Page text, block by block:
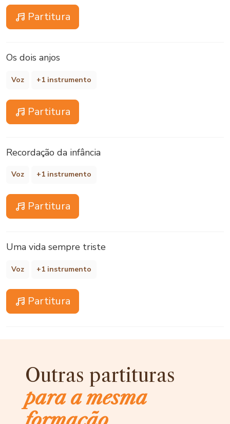
Partitura
Os dois anjos
Voz +1 instrumento
Partitura
Recordação da infância
Voz +1 instrumento
Partitura
Uma vida sempre triste
Voz +1 instrumento
Partitura
Outras partituras
para a mesma